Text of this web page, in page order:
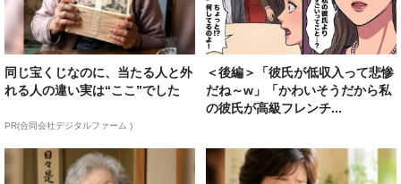
同じ宝くじなのに、当たる人と外
れる人の違い実は“ここ”でした
PR(合同会社デジタルファーム )
＜後編＞「彼氏が低収入って悲惨
だね～w」「かわいそうだから私
の彼氏が高級フレンチ...